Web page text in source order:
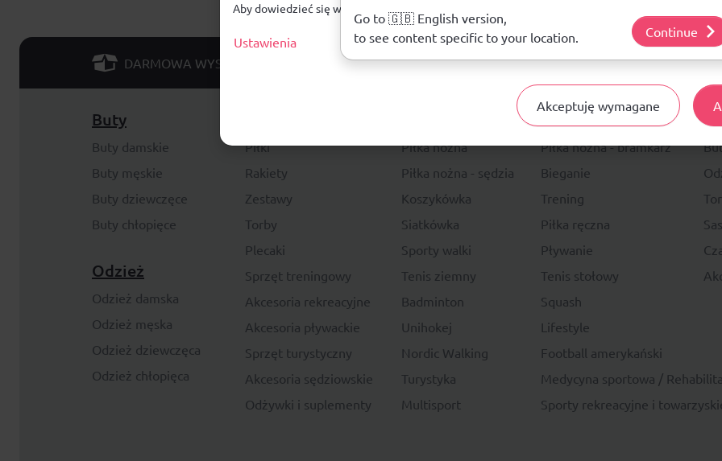
DARMOWA WYSYŁKA 14 DNINA
Buty
Buty damskie
Buty męskie
Buty dziewczęce
Buty chłopięce
Odzież
Odzież damska
Odzież męska
Odzież dziewczęca
Odzież chłopięca
Piłki
Rakiety
Zestawy
Torby
Plecaki
Sprzęt treningowy
Akcesoria rekreacyjne
Akcesoria pływackie
Sprzęt turystyczny
Akcesoria sędziowskie
Odżywki i suplementy
Piłka nożna
Piłka nożna - bramkarz
Piłka nożna - sędzia
Bieganie
Koszykówka
Trening
Siatkówka
Piłka ręczna
Sporty walki
Pływanie
Tenis ziemny
Tenis stołowy
Badminton
Squash
Unihokej
Lifestyle
Nordic Walking
Football amerykański
Turystyka
Medycyna sportowa /
Multisport
Sporty rekreacyjne i
Aby dowiedzieć się więcej o plikach cookie i tym, jak wykorzystujemy Twoje dane, odwiedź naszą
Ustawienia
Akceptuję wymagane
Go to 🇬🇧 English version,
to see content specific to your location.
Continue